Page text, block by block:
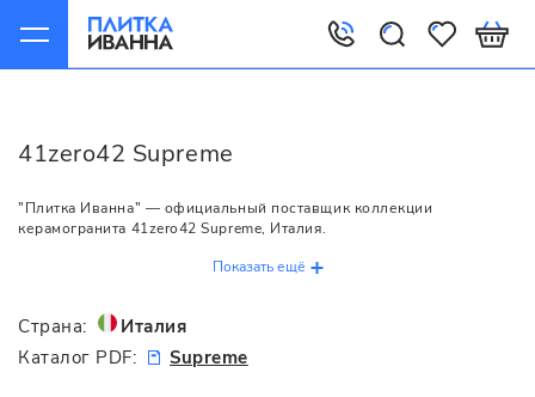
41zero42 Supreme
"Плитка Иванна" — официальный поставщик коллекции
керамогранита 41zero42 Supreme, Италия.
Показать ещё
Страна:
Италия
Каталог PDF:
Supreme